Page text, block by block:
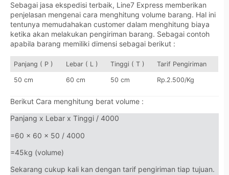
Sebagai jasa ekspedisi terbaik, Line7 Express memberikan
penjelasan mengenai cara menghitung volume barang. Hal ini
tentunya memudahakan customer dalam menghitung biaya
ketika akan melakukan pengiriman barang. Sebagai contoh
apabila barang memiliki dimensi sebagai berikut :
Panjang ( P ) Lebar ( L ) Tinggi ( T ) Tarif Pengiriman
50 cm 60 cm 50 cm Rp.2.500/Kg
Berikut Cara menghitung berat volume :
Panjang x Lebar x Tinggi / 4000
=60 x 60 x 50 / 4000
=45kg (volume)
Sekarang cukup kali kan dengan tarif pengiriman tiap tujuan.